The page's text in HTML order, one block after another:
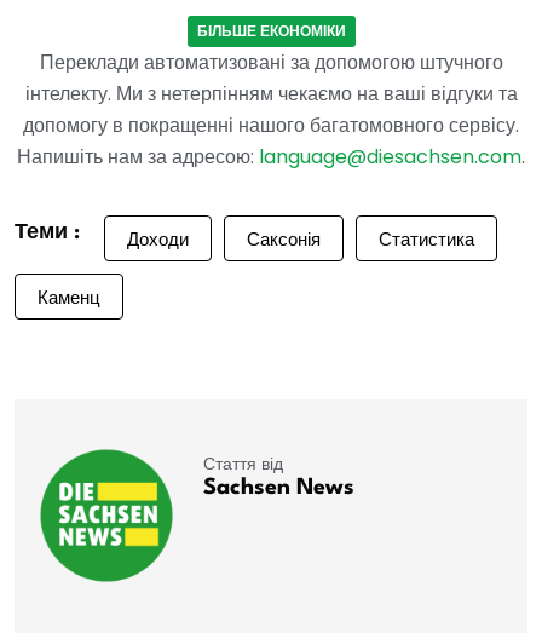
БІЛЬШЕ ЕКОНОМІКИ
Переклади автоматизовані за допомогою штучного
інтелекту. Ми з нетерпінням чекаємо на ваші відгуки та
допомогу в покращенні нашого багатомовного сервісу.
Напишіть нам за адресою: language@diesachsen.com.
Теми : Доходи Саксонія Статистика
Каменц
Стаття від
Sachsen News